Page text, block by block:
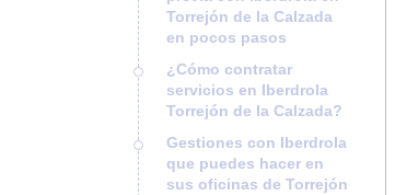
Torrejón de la Calzada
en pocos pasos
¿Cómo contratar
servicios en Iberdrola
Torrejón de la Calzada?
Gestiones con Iberdrola
que puedes hacer en
sus oficinas de Torrejón